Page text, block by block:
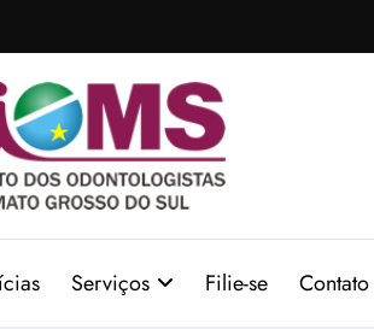
Serviços Filie-se Contato